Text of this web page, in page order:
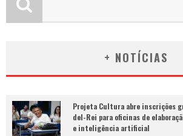
+ NOTÍCIAS
Projeta Cultura abre inscrições
del-Rei para oficinas de
e inteligência artificial